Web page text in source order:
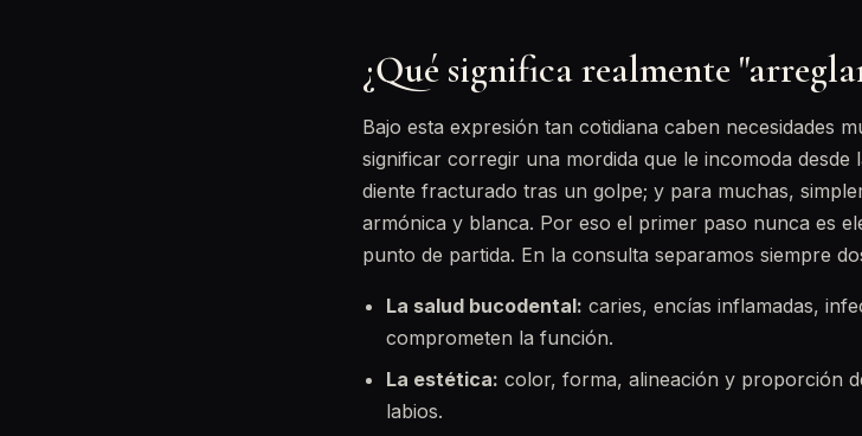
¿Qué significa realmente
Bajo esta expresión tan cotidiana caben necesidades
significar corregir una mordida que le incomoda
diente fracturado tras un golpe; y para muchas,
armónica y blanca. Por eso el primer paso nunca es
punto de partida. En la consulta separamos siempre
La salud bucodental: caries, encías inflamadas,
comprometen la función.
La estética: color, forma, alineación y proporción
labios.